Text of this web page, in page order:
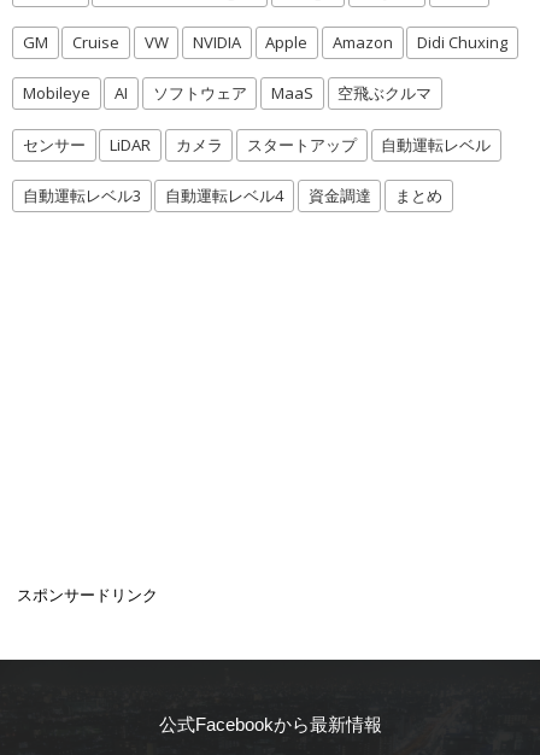
GM Cruise VW NVIDIA Apple Amazon Didi Chuxing
Mobileye AI ソフトウェア MaaS 空飛ぶクルマ
センサー LiDAR カメラ スタートアップ 自動運転レベル
自動運転レベル3 自動運転レベル4 資金調達 まとめ
スポンサードリンク
公式Facebookから最新情報